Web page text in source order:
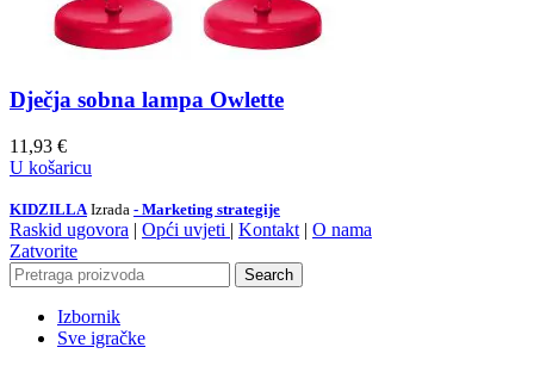
Dječja sobna lampa Owlette
11,93 €
U košaricu
KIDZILLA Izrada - Marketing strategije
Raskid ugovora | Opći uvjeti | Kontakt | O nama
Zatvorite
Search
Izbornik
Sve igračke